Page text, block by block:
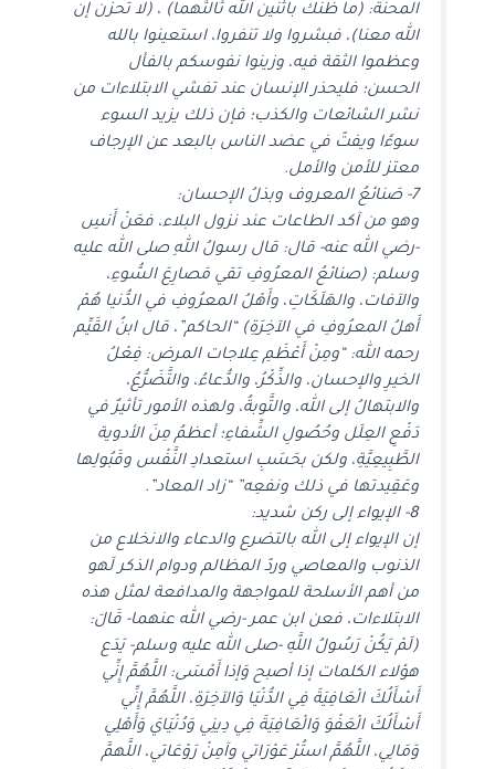
المحنة: (ما ظنك باثنين الله ثالثهما) ، (لا تحزن إن
الله معنا)، فبشروا ولا تنفروا، استعينوا بالله
وعظموا الثقة فيه، وزينوا نفوسكم بالفأل
الحسن؛ فليحذر الإنسان عند تفشي الابتلاءات من
نشر الشائعات والكذب؛ فإن ذلك يزيد السوء
سوءًا ويفتّ في عضد الناس بالبعد عن الإرجاف
معتز للأمن والأمل.
7- صَنائعُ المعروف وبذلُ الإحسان:
وهو من آكد الطاعات عند نزول البلاء، فعَنْ أَنسِ
-رضي الله عنه- قال: قال رسولُ اللهِ صلى الله عليه
وسلم: (صنائعُ المعرُوفِ تقي مَصارِعَ السُّوءِ،
والآفات، والهَلَكَاتِ، وأَهْلُ المعرُوفِ في الدُّنيا هُمْ
أَهلُ المعرُوفِ في الآخِرَةِ) “الحاكم”، قال ابنُ القَيِّم
رحمه الله: “ومِنْ أَعْظَمِ عِلاجات المرض: فِعْلُ
الخيرِ والإحسان، والذِّكْرُ، والدُّعاءُ، والتَّضَرُّعُ،
والابتهالُ إلى الله، والتَّوبةُ، ولهذه الأمور تأثيرٌ في
دَفْعِ العِلَل وحُصُولِ الشِّفاءِ؛ أعظمُ مِنَ الأدوية
الطَّبِيعِيَّةِ، ولكن بحَسَبِ استعدادِ النَّفْس وقَبُولِها
وعَقِيدتها في ذلك ونفعِه” “زاد المعاد”.
8- الإيواء إلى ركن شديد:
إن الإيواء إلى الله بالتضرع والدعاء والانخلاع من
الذنوب والمعاصي وردّ المظالم ودوام الذكر لَهو
من أهم الأسلحة للمواجهة والمدافعة لمثل هذه
الابتلاءات، فعن ابن عمر -رضي الله عنهما- قَالَ:
(لَمْ يَكُنْ رَسُولُ اللَّهِ -صلى الله عليه وسلم- يَدَع
هؤلاء الكلمات إذا أصبح وَإذا أَمْسَى: اللَّهُمَّ إِنِّي
أَسْأَلُكَ الْعَافِيَةَ فِي الدُّنْيَا وَالآخِرَةِ، اللَّهُمَّ إِنِّي
أَسْأَلُكَ الْعَفْوَ وَالْعَافِيَةَ فِي دِينِي وَدُنْيَايَ وَأَهْلِي
وَمَالِي، اللَّهُمَّ استُرْ عَوْرَاتي وآمِنْ رَوْعَاتي، اللَّهمَّ